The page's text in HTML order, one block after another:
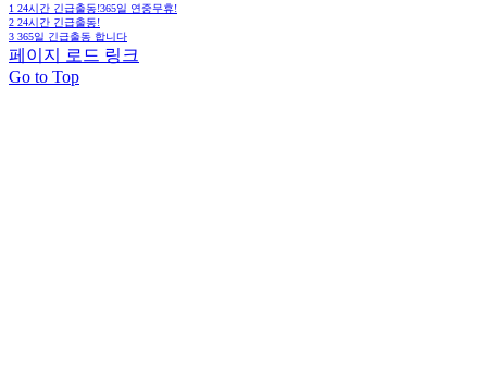
1 24시간 긴급출동!365일 연중무휴!
2 24시간 긴급출동!
3 365일 긴급출동 합니다
페이지 로드 링크
Go to Top